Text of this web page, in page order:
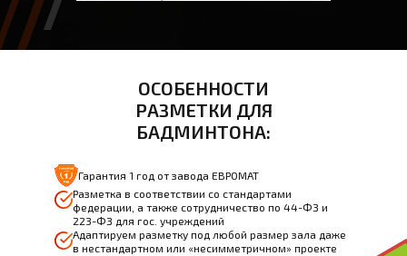
ОСОБЕННОСТИ
РАЗМЕТКИ ДЛЯ
БАДМИНТОНА:
Разметка в соответствии со стандартами
федерации, а также сотрудничество по 44-ФЗ и
223-ФЗ для гос. учреждений
Гарантия 1 год от завода ЕВРОМАТ
Адаптируем разметку под любой размер зала даже
в нестандартном или «несимметричном» проекте